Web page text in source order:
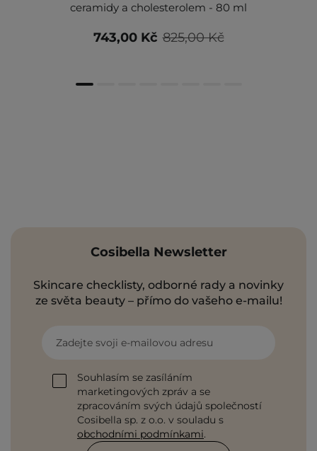
ceramidy a cholesterolem - 80 ml
825,00 Kč
743,00 Kč
Cosibella Newsletter
Skincare checklisty, odborné rady a novinky
ze světa beauty – přímo do vašeho e-mailu!
Zadejte svoji e-mailovou adresu
Souhlasím se zasíláním
marketingových zpráv a se
zpracováním svých údajů společností
Cosibella sp. z o.o. v souladu s
obchodními podmínkami.